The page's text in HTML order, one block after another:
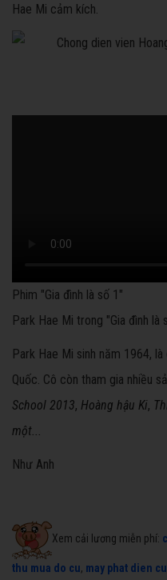
Hae Mi cảm kích.
Phim "Gia đình là số 1"
Park Hae Mi trong "Gia đình là
Park Hae Mi sinh năm 1964,
Quốc. Cô còn tham gia nhiều
School 2013, Hoàng hậu Ki,
một...
Như Anh
Xem cải lương miễn phí:
thu mua do cu, may phat dien cu